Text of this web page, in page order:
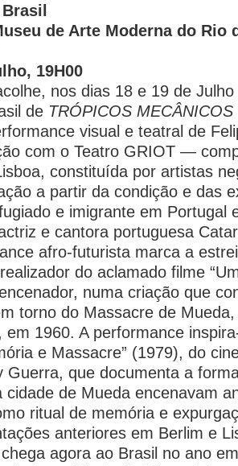
de Arte Moderna do Rio
19H00
nos dias 18 e 19 de
de TRÓPICOS MECÂNICOS
visual e teatral de
com o Teatro GRIOT —
constituída por artistas
a partir da condição e das
e imigrante em
e cantora portuguesa
afro-futurista marca a
do aclamado filme
numa criação que
torno do Massacre de
em 1960. A performance
e Massacre” (1979), do
Guerra, que documenta a
cidade de Mueda encenavam
ritual de memória e
anteriores em Berlim e
agora ao Brasil no ano